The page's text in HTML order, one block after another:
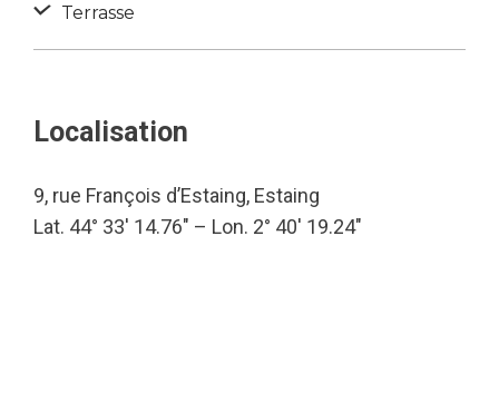
Terrasse
Localisation
9, rue François d’Estaing, Estaing
Lat. 44° 33′ 14.76″ – Lon. 2° 40′ 19.24″